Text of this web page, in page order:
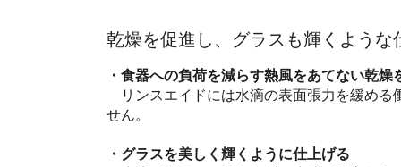
乾燥を促進し、グラスも輝くよう
・食器への負荷を減らす熱風をあてない乾燥
リンスエイドには水滴の表面張力を緩める
せん。
・グラスを美しく輝くように仕上げる